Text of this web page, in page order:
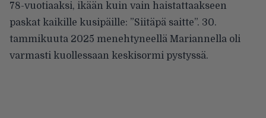
78-vuotiaaksi, ikään kuin vain haistattaakseen
paskat kaikille kusipäille: ”Siitäpä saitte”. 30.
tammikuuta 2025 menehtyneellä Mariannella oli
varmasti kuollessaan keskisormi pystyssä.